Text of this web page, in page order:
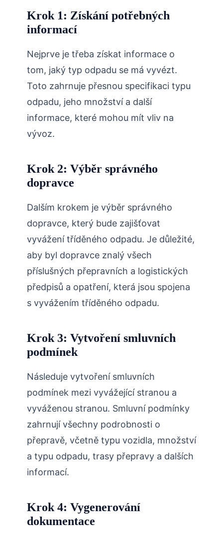
Krok 1: Získání potřebných
informací
Nejprve je třeba získat informace o
tom, jaký typ odpadu se má vyvézt.
Toto zahrnuje přesnou specifikaci typu
odpadu, jeho množství a další
informace, které mohou mít vliv na
vývoz.
Krok 2: Výběr správného
dopravce
Dalším krokem je výběr správného
dopravce, který bude zajišťovat
vyvážení tříděného odpadu. Je důležité,
aby byl dopravce znalý všech
příslušných přepravních a logistických
předpisů a opatření, která jsou spojena
s vyvážením tříděného odpadu.
Krok 3: Vytvoření smluvních
podmínek
Následuje vytvoření smluvních
podmínek mezi vyvážející stranou a
vyváženou stranou. Smluvní podmínky
zahrnují všechny podrobnosti o
přepravě, včetně typu vozidla, množství
a typu odpadu, trasy přepravy a dalších
informací.
Krok 4: Vygenerování
dokumentace